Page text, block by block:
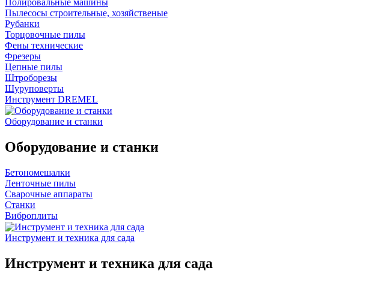
Пылесосы строительные, хозяйственые
Рубанки
Торцовочные пилы
Фены технические
Фрезеры
Цепные пилы
Штроборезы
Шуруповерты
Инструмент DREMEL
Оборудование и станки
Оборудование и станки
Бетономешалки
Ленточные пилы
Сварочные аппараты
Станки
Виброплиты
Инструмент и техника для сада
Инструмент и техника для сада